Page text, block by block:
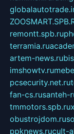
remontt.spb.ru
terramia.ru
artem-news.ru
imshowtv.ru
pcsecurity.net.ru
fan-cs.rusanteh-
tmmotors.spb.ru
obustrojdom.ru
ppknews.rucult-